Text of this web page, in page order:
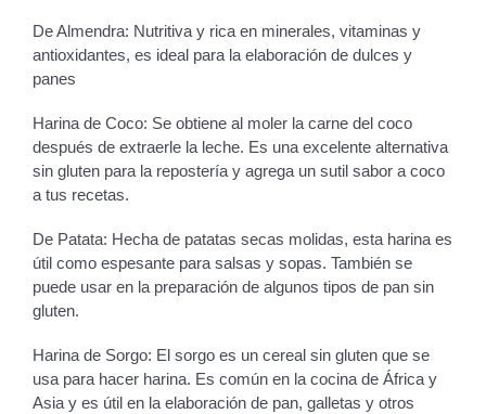
De Almendra: Nutritiva y rica en minerales, vitaminas y
antioxidantes, es ideal para la elaboración de dulces y
panes
Harina de Coco: Se obtiene al moler la carne del coco
después de extraerle la leche. Es una excelente alternativa
sin gluten para la repostería y agrega un sutil sabor a coco
a tus recetas.
De Patata: Hecha de patatas secas molidas, esta harina es
útil como espesante para salsas y sopas. También se
puede usar en la preparación de algunos tipos de pan sin
gluten.
Harina de Sorgo: El sorgo es un cereal sin gluten que se
usa para hacer harina. Es común en la cocina de África y
Asia y es útil en la elaboración de pan, galletas y otros